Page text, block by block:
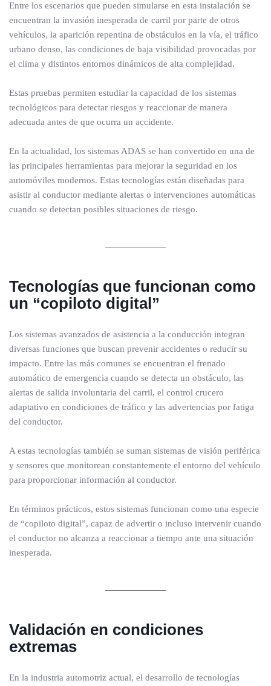
Entre los escenarios que pueden simularse en esta instalación se
encuentran la invasión inesperada de carril por parte de otros
vehículos, la aparición repentina de obstáculos en la vía, el tráfico
urbano denso, las condiciones de baja visibilidad provocadas por
el clima y distintos entornos dinámicos de alta complejidad.
Estas pruebas permiten estudiar la capacidad de los sistemas
tecnológicos para detectar riesgos y reaccionar de manera
adecuada antes de que ocurra un accidente.
En la actualidad, los sistemas ADAS se han convertido en una de
las principales herramientas para mejorar la seguridad en los
automóviles modernos. Estas tecnologías están diseñadas para
asistir al conductor mediante alertas o intervenciones automáticas
cuando se detectan posibles situaciones de riesgo.
Tecnologías que funcionan como
un “copiloto digital”
Los sistemas avanzados de asistencia a la conducción integran
diversas funciones que buscan prevenir accidentes o reducir su
impacto. Entre las más comunes se encuentran el frenado
automático de emergencia cuando se detecta un obstáculo, las
alertas de salida involuntaria del carril, el control crucero
adaptativo en condiciones de tráfico y las advertencias por fatiga
del conductor.
A estas tecnologías también se suman sistemas de visión periférica
y sensores que monitorean constantemente el entorno del vehículo
para proporcionar información al conductor.
En términos prácticos, estos sistemas funcionan como una especie
de “copiloto digital”, capaz de advertir o incluso intervenir cuando
el conductor no alcanza a reaccionar a tiempo ante una situación
inesperada.
Validación en condiciones
extremas
En la industria automotriz actual, el desarrollo de tecnologías